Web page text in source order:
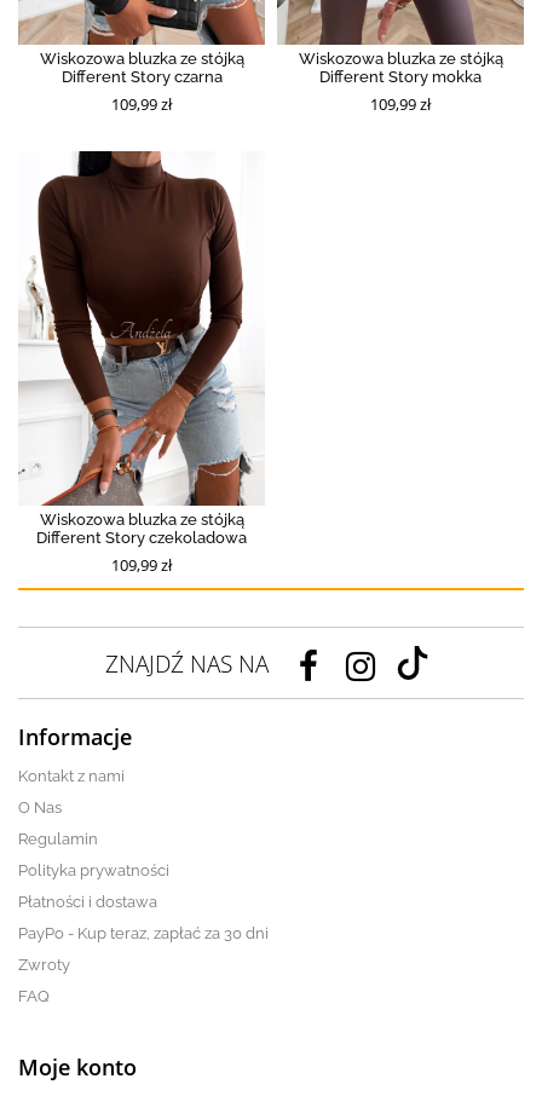
Wiskozowa bluzka ze stójką
Different Story czarna
109,99 zł
Wiskozowa bluzka ze stójką
Different Story mokka
109,99 zł
Wiskozowa bluzka ze stójką
Different Story czekoladowa
109,99 zł
ZNAJDŹ NAS NA
Informacje
Kontakt z nami
O Nas
Regulamin
Polityka prywatności
Płatności i dostawa
PayPo - Kup teraz, zapłać za 30 dni
Zwroty
FAQ
Moje konto